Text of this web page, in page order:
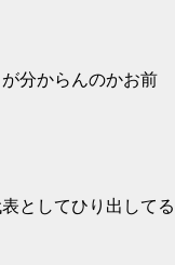
分からんのかお前
としてひり出してる